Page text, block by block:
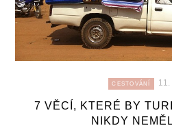
CESTOVÁNÍ 11.
7 VĚCÍ, KTERÉ BY
NIKDY